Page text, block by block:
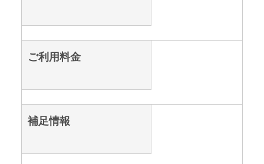
ご利用料金
補足情報